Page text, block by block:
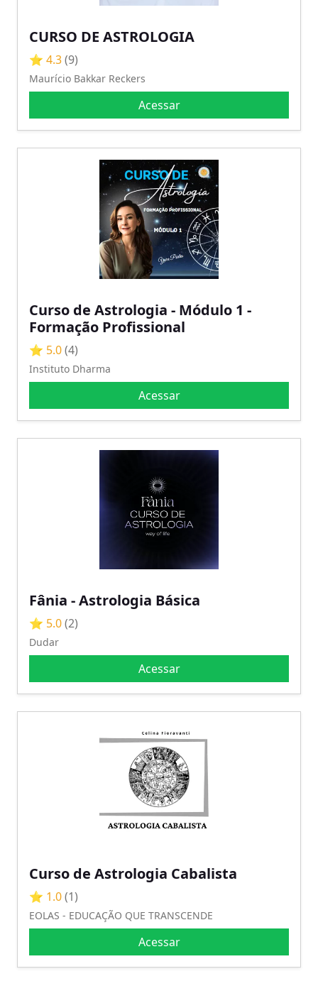
CURSO DE ASTROLOGIA
⭐ 4.3(9)
Maurício Bakkar Reckers
Acessar
Curso de Astrologia - Módulo 1 -
Formação Profissional
⭐ 5.0(4)
Instituto Dharma
Acessar
Fânia - Astrologia Básica
⭐ 5.0(2)
Dudar
Acessar
Curso de Astrologia Cabalista
⭐ 1.0(1)
EOLAS - EDUCAÇÃO QUE TRANSCENDE
Acessar